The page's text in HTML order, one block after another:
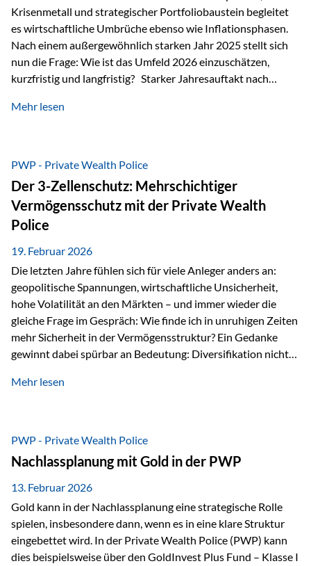
Krisenmetall und strategischer Portfoliobaustein begleitet
es wirtschaftliche Umbrüche ebenso wie Inflationsphasen.
Nach einem außergewöhnlich starken Jahr 2025 stellt sich
nun die Frage: Wie ist das Umfeld 2026 einzuschätzen,
kurzfristig und langfristig? Starker Jahresauftakt nach
Dynamik in das Jahr 2026 gestartet. Zwischen dem
Währungen: +11,5 % Bereits 2025 war ein außergewöhnlich
starkes Jahr: +64,4 % in USD Durchschnitt über alle
Währungen: +56,6 % Langfristig zeigt sich ebenfalls ein
solides…
Mehr lesen
PWP - Private Wealth Police
Der 3-Zellenschutz: Mehrschichtiger
Vermögensschutz mit der Private Wealth
Police
19. Februar 2026
Die letzten Jahre fühlen sich für viele Anleger anders an:
geopolitische Spannungen, wirtschaftliche Unsicherheit,
hohe Volatilität an den Märkten – und immer wieder die
gleiche Frage im Gespräch: Wie finde ich in unruhigen Zeiten
mehr Sicherheit in der Vermögensstruktur? Ein Gedanke
gewinnt dabei spürbar an Bedeutung: Diversifikation nicht
Wer Vermögen ausschließlich in einem Rechtsraum
Liechtenstein eine Rolle spielen: außerhalb der EU, ohne
Euro, mit einem eigenständigen Rechts- und Finanzplatz.
Und genau an dieser Stelle setzt der 3-Zellenschutz an –…
Mehr lesen
PWP - Private Wealth Police
Nachlassplanung mit Gold in der PWP
13. Februar 2026
Gold kann in der Nachlassplanung eine strategische Rolle
spielen, insbesondere dann, wenn es in eine klare Struktur
eingebettet wird. In der Private Wealth Police (PWP) kann
dies beispielsweise über den GoldInvest Plus Fund – Klasse I